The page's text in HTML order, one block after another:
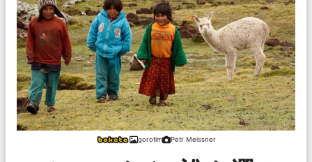
gorotim Petr Meissner